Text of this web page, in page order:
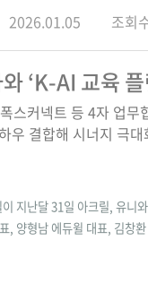
2026.01.05 조회
‘K-AI 교육
스커넥트 등 4자 업무
우 결합해 시너지 극대
이 지난달 31일 아크릴, 유니
, 양형남 에듀윌 대표, 김창